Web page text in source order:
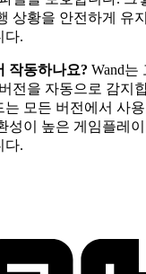
상황을 안전하게 유
다.
작동하나요? Wand는
전을 자동으로 감지
는 모든 버전에서 사
성이 높은 게임플레
다.